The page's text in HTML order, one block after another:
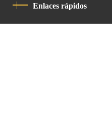
Enlaces rápidos